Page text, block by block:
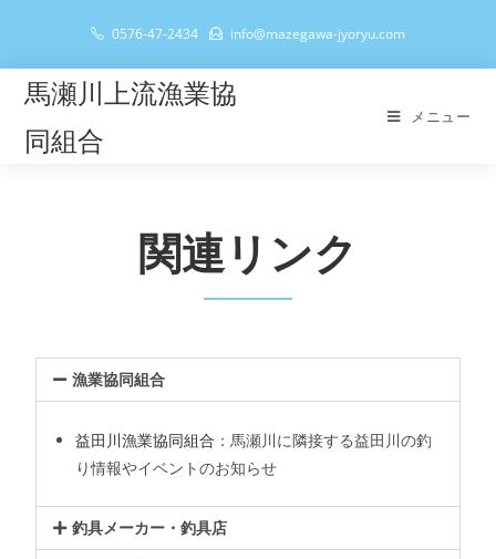
0576-47-2434 info@mazegawa-jyoryu.com
馬瀬川上流漁業協
同組合
メニュー
関連リンク
漁業協同組合
益田川漁業協同組合 ：馬瀬川に隣接する益田川の釣
り情報やイベントのお知らせ
釣具メーカー・釣具店